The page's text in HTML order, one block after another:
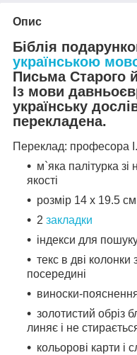
Опис
Біблія
українською
Письма Старого
Із мови
українську
перекладена.
Переклад: професора
м`яка палітурка зі
якості
розмір 14 х 19.5
2 закладки
індекси для
текс в дві
посередині
виноски-
золотистий обріз
линяє і не
кольорові карти і